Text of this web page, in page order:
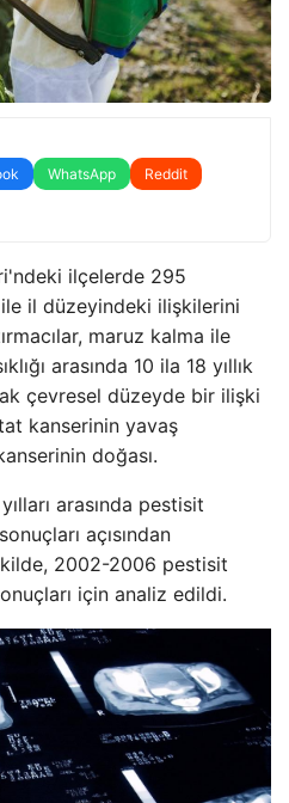
WhatsApp
Reddit
ilçelerde 295
il düzeyindeki ilişkilerini
maruz kalma ile
arasında 10 ila 18 yıllık
çevresel düzeyde bir ilişki
kanserinin yavaş
doğası.
arasında pestisit
açısından
2002-2006 pestisit
için analiz edildi.